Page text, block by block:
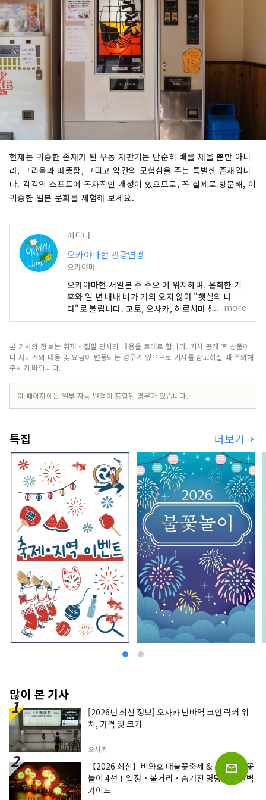
현재는 귀중한 존재가 된 우동 자판기는 단순히 배를 채울 뿐만 아니
라, 그리움과 따뜻함, 그리고 약간의 모험심을 주는 특별한 존재입니
다. 각각의 스포트에 독자적인 개성이 있으므로, 꼭 실제로 방문해, 이
귀중한 일본 문화를 체험해 보세요.
에디터
오카야마현 관광연맹
오카야마
오카야마현 서일본 주 주오 에 위치하며, 온화한 기
후와 일 년 내내 비가 거의 오지 않아 "햇살의 나
라"로 불립니다. 교토, 오사카, 히로시마 등 유명 관
광지의 중간 지점에 편리하게 위치해 있습니다! 또
카야마 "과일의 오카야마"라고도 불리며, 세토우치
의 따뜻한 기후에서 햇볕을 듬뿍 받으며 자란 과일
백도, 머스캣 포도, 피오네 포도 등 제철 과일을 즐겨
보세요! 오카야마 에는 오카야마 성, 일본 3대 정원
중 하나인 오카야마 고라쿠엔, 역사와 문화, 예술을
more
본 기사의 정보는 취재・집필 당시의 내용을 토대로 합니다. 기사 공개 후 상품이
나 서비스의 내용 및 요금이 변동되는 경우가 있으므로 기사를 참고하실 때 주의해
주시기 바랍니다.
이 페이지에는 일부 자동 번역이 포함된 경우가 있습니다.
특집 더보기
많이 본 기사
[2026년 최신 정보] 오사카 난바역 코인 락커 위
치, 가격 및 크기
오사카
【2026 최신】비와호 대불꽃축제 & 시가현 불꽃
놀이 4선！일정・볼거리・숨겨진 명당까지 완벽
가이드